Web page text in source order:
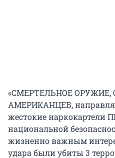
«СМЕРТЕЛЬНОЕ
АМЕРИКАНЦЕВ,
жестокие
национальной
жизненно важным
удара были убиты 3